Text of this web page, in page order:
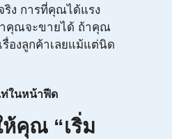
ริง การที่คุณได้แรง
าคุณจะขายได้ ถ้าคุณ
องลูกค้าเลยแม้แต่นิด
ท่ในหน้าฟีด
คุณ “เริ่ม